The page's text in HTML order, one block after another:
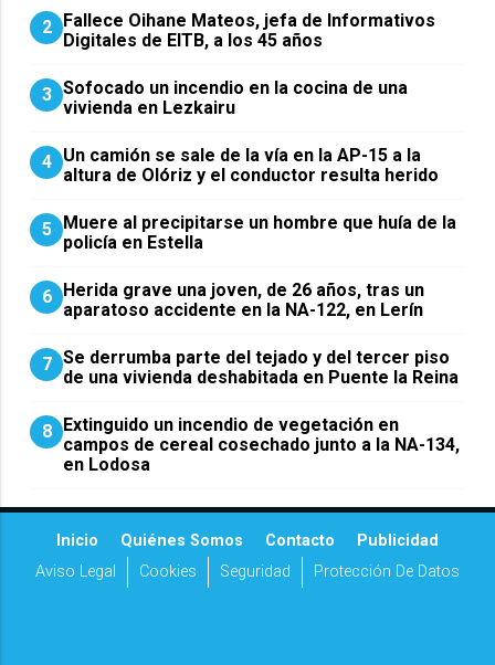
2 Fallece Oihane Mateos, jefa de Informativos
Digitales de EITB, a los 45 años
3 Sofocado un incendio en la cocina de una
vivienda en Lezkairu
4 Un camión se sale de la vía en la AP-15 a la
altura de Olóriz y el conductor resulta herido
5 Muere al precipitarse un hombre que huía de la
policía en Estella
6 Herida grave una joven, de 26 años, tras un
aparatoso accidente en la NA-122, en Lerín
7 Se derrumba parte del tejado y del tercer piso
de una vivienda deshabitada en Puente la Reina
8 Extinguido un incendio de vegetación en
campos de cereal cosechado junto a la NA-134,
en Lodosa
Inicio Quiénes Somos Contacto
Publicidad
Aviso Legal
Cookies Seguridad Protección De Datos